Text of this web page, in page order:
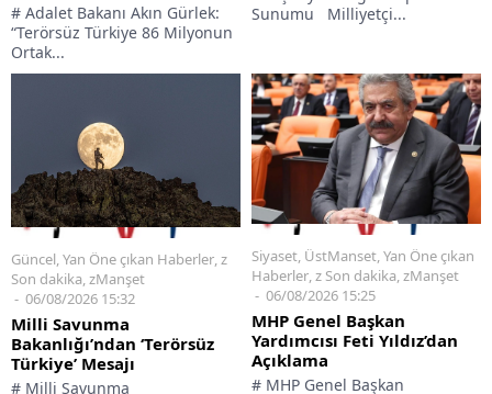
# Adalet Bakanı Akın Gürlek:
“Terörsüz Türkiye 86 Milyonun
Ortak...
Sunumu Milliyetçi...
Güncel Yan Öne çıkan Haberler z
Son dakika zManşet
06/08/2026 15:32
Milli Savunma
Bakanlığı’ndan ‘Terörsüz
Türkiye’ Mesajı
# Milli Savunma
Siyaset, ÜstManset,Yan Öne çıkan
Haberler,z Son dakika,zManşet
06/08/2026 15:25
MHP Genel Başkan
Yardımcısı Feti Yıldız’dan
Açıklama
# MHP Genel Başkan